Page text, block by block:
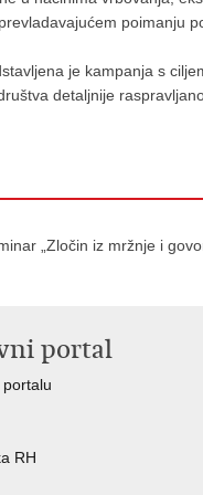
poimanju
je kampanja s
detaljnije
„Zločin iz mržnje i
portal
RH